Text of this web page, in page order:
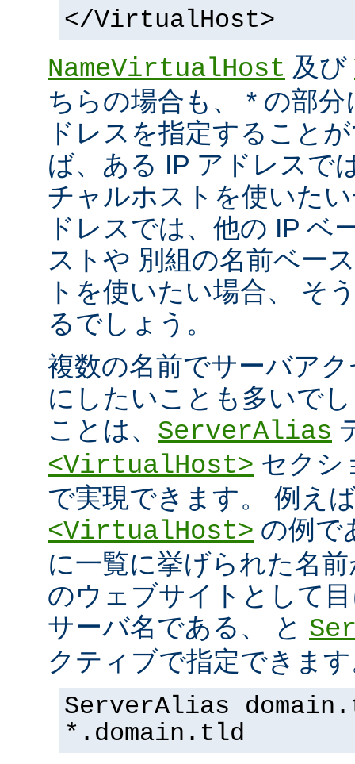
</VirtualHost>
NameVirtualHost 及び
ちらの場合も、 * の部
ドレスを指定すること
ば、ある IP アドレスで
チャルホストを使いた
ドレスでは、他の IP ベ
ストや 別組の名前ベー
トを使いたい場合、 そ
るでしょう。
複数の名前でサーバア
にしたいことも多いで
ことは、 ServerAlias
<VirtualHost> セクシ
で実現できます。 例え
<VirtualHost> の例で
に一覧に挙げられた名
のウェブサイトとして
サーバ名である、 と
クティブで指定できま
ServerAlias
*.domain.tld